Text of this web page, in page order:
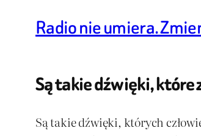
Radio nie umiera.
Są takie dźwięki, które
Są takie dźwięki, których